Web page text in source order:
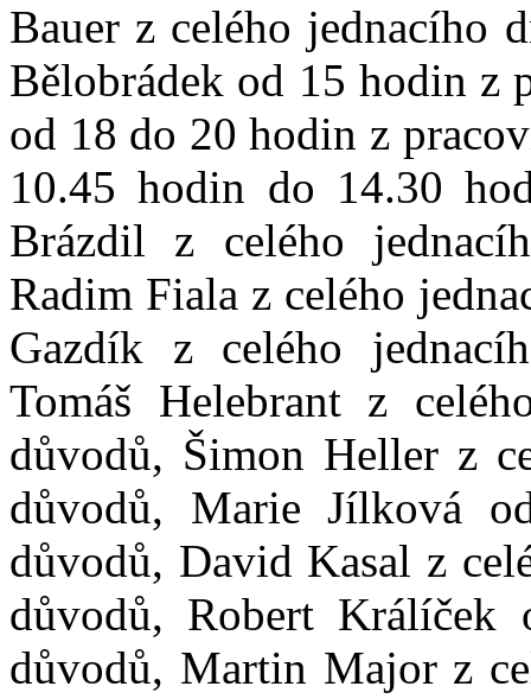
Bauer z celého jednacího
Bělobrádek od 15 hodin z
od 18 do 20 hodin z
10.45 hodin do 14.30
Brázdil z celého
Radim Fiala z celého
Gazdík z celého
Tomáš Helebrant z
důvodů, Šimon Heller z
důvodů, Marie Jílková
důvodů, David Kasal z
důvodů, Robert
důvodů, Martin Major z